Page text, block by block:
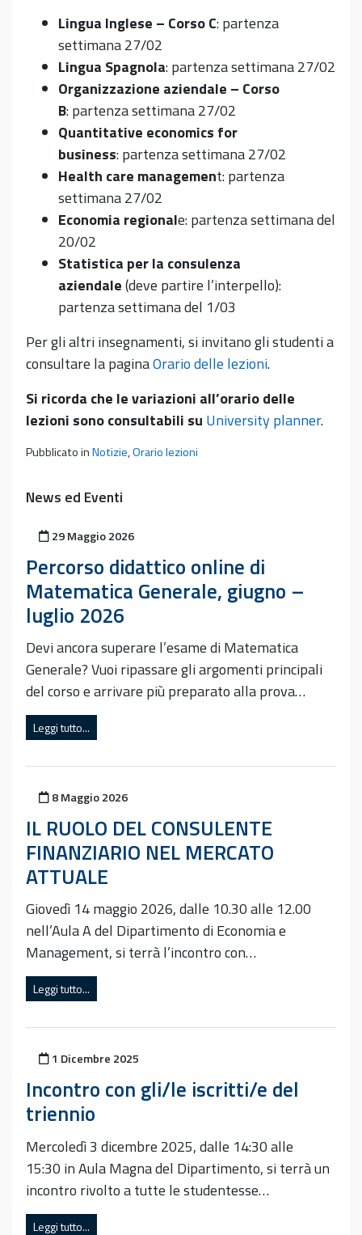
Lingua Inglese – Corso C: partenza
settimana 27/02
Lingua Spagnola: partenza settimana 27/02
Organizzazione aziendale – Corso
B: partenza settimana 27/02
Quantitative economics for
business: partenza settimana 27/02
Health care management: partenza
settimana 27/02
Economia regionale: partenza settimana del
20/02
Statistica per la consulenza
aziendale(deve partire l’interpello):
partenza settimana del 1/03
Per gli altri insegnamenti, si invitano gli studenti a
consultare la paginaOrario delle lezioni.
Si ricorda che le variazioni all’orario delle
lezioni sono consultabili su University planner.
Pubblicato inNotizie,Orario lezioni
News ed Eventi
Pubblicato il
29 Maggio 2026
Percorso didattico online di
Matematica Generale, giugno –
luglio 2026
Devi ancora superare l’esame di Matematica
Generale? Vuoi ripassare gli argomenti principali
del corso e arrivare più preparato alla prova…
Leggi tutto...
Pubblicato il
8 Maggio 2026
IL RUOLO DEL CONSULENTE
FINANZIARIO NEL MERCATO
ATTUALE
Giovedì 14 maggio 2026, dalle 10.30 alle 12.00
nell’Aula A del Dipartimento di Economia e
Management, si terrà l’incontro con…
Leggi tutto...
Pubblicato il
1 Dicembre 2025
Incontro con gli/le iscritti/e del
triennio
Mercoledì 3 dicembre 2025, dalle 14:30 alle
15:30 in Aula Magna del Dipartimento, si terrà un
incontro rivolto a tutte le studentesse…
Leggi tutto...